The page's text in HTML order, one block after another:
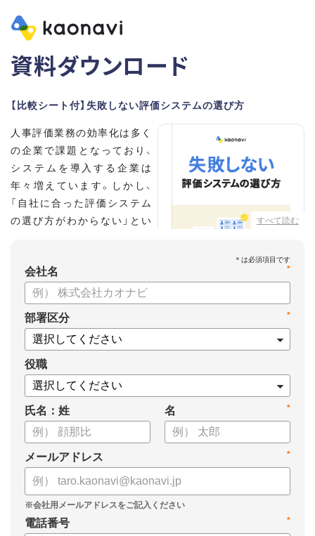
資料ダウンロード
【比較シート付】失敗しない評価システムの選び方
すべて読む
人事評価業務の効率化は多く
の企業で課題となっており、
システムを導入する企業は
年々増えています。しかし、
「自社に合った評価システム
の選び方がわからない」とい
こちらの資料では、
・人事評価システムが必要な企業の特徴
・導入検討に必要な3つの視点
・7つの選定ポイント
についてまとめましたので、ぜひお役立てください。
*
会社名
*
部署区分
役職
氏名：姓 *
名
*
メールアドレス
*
電話番号